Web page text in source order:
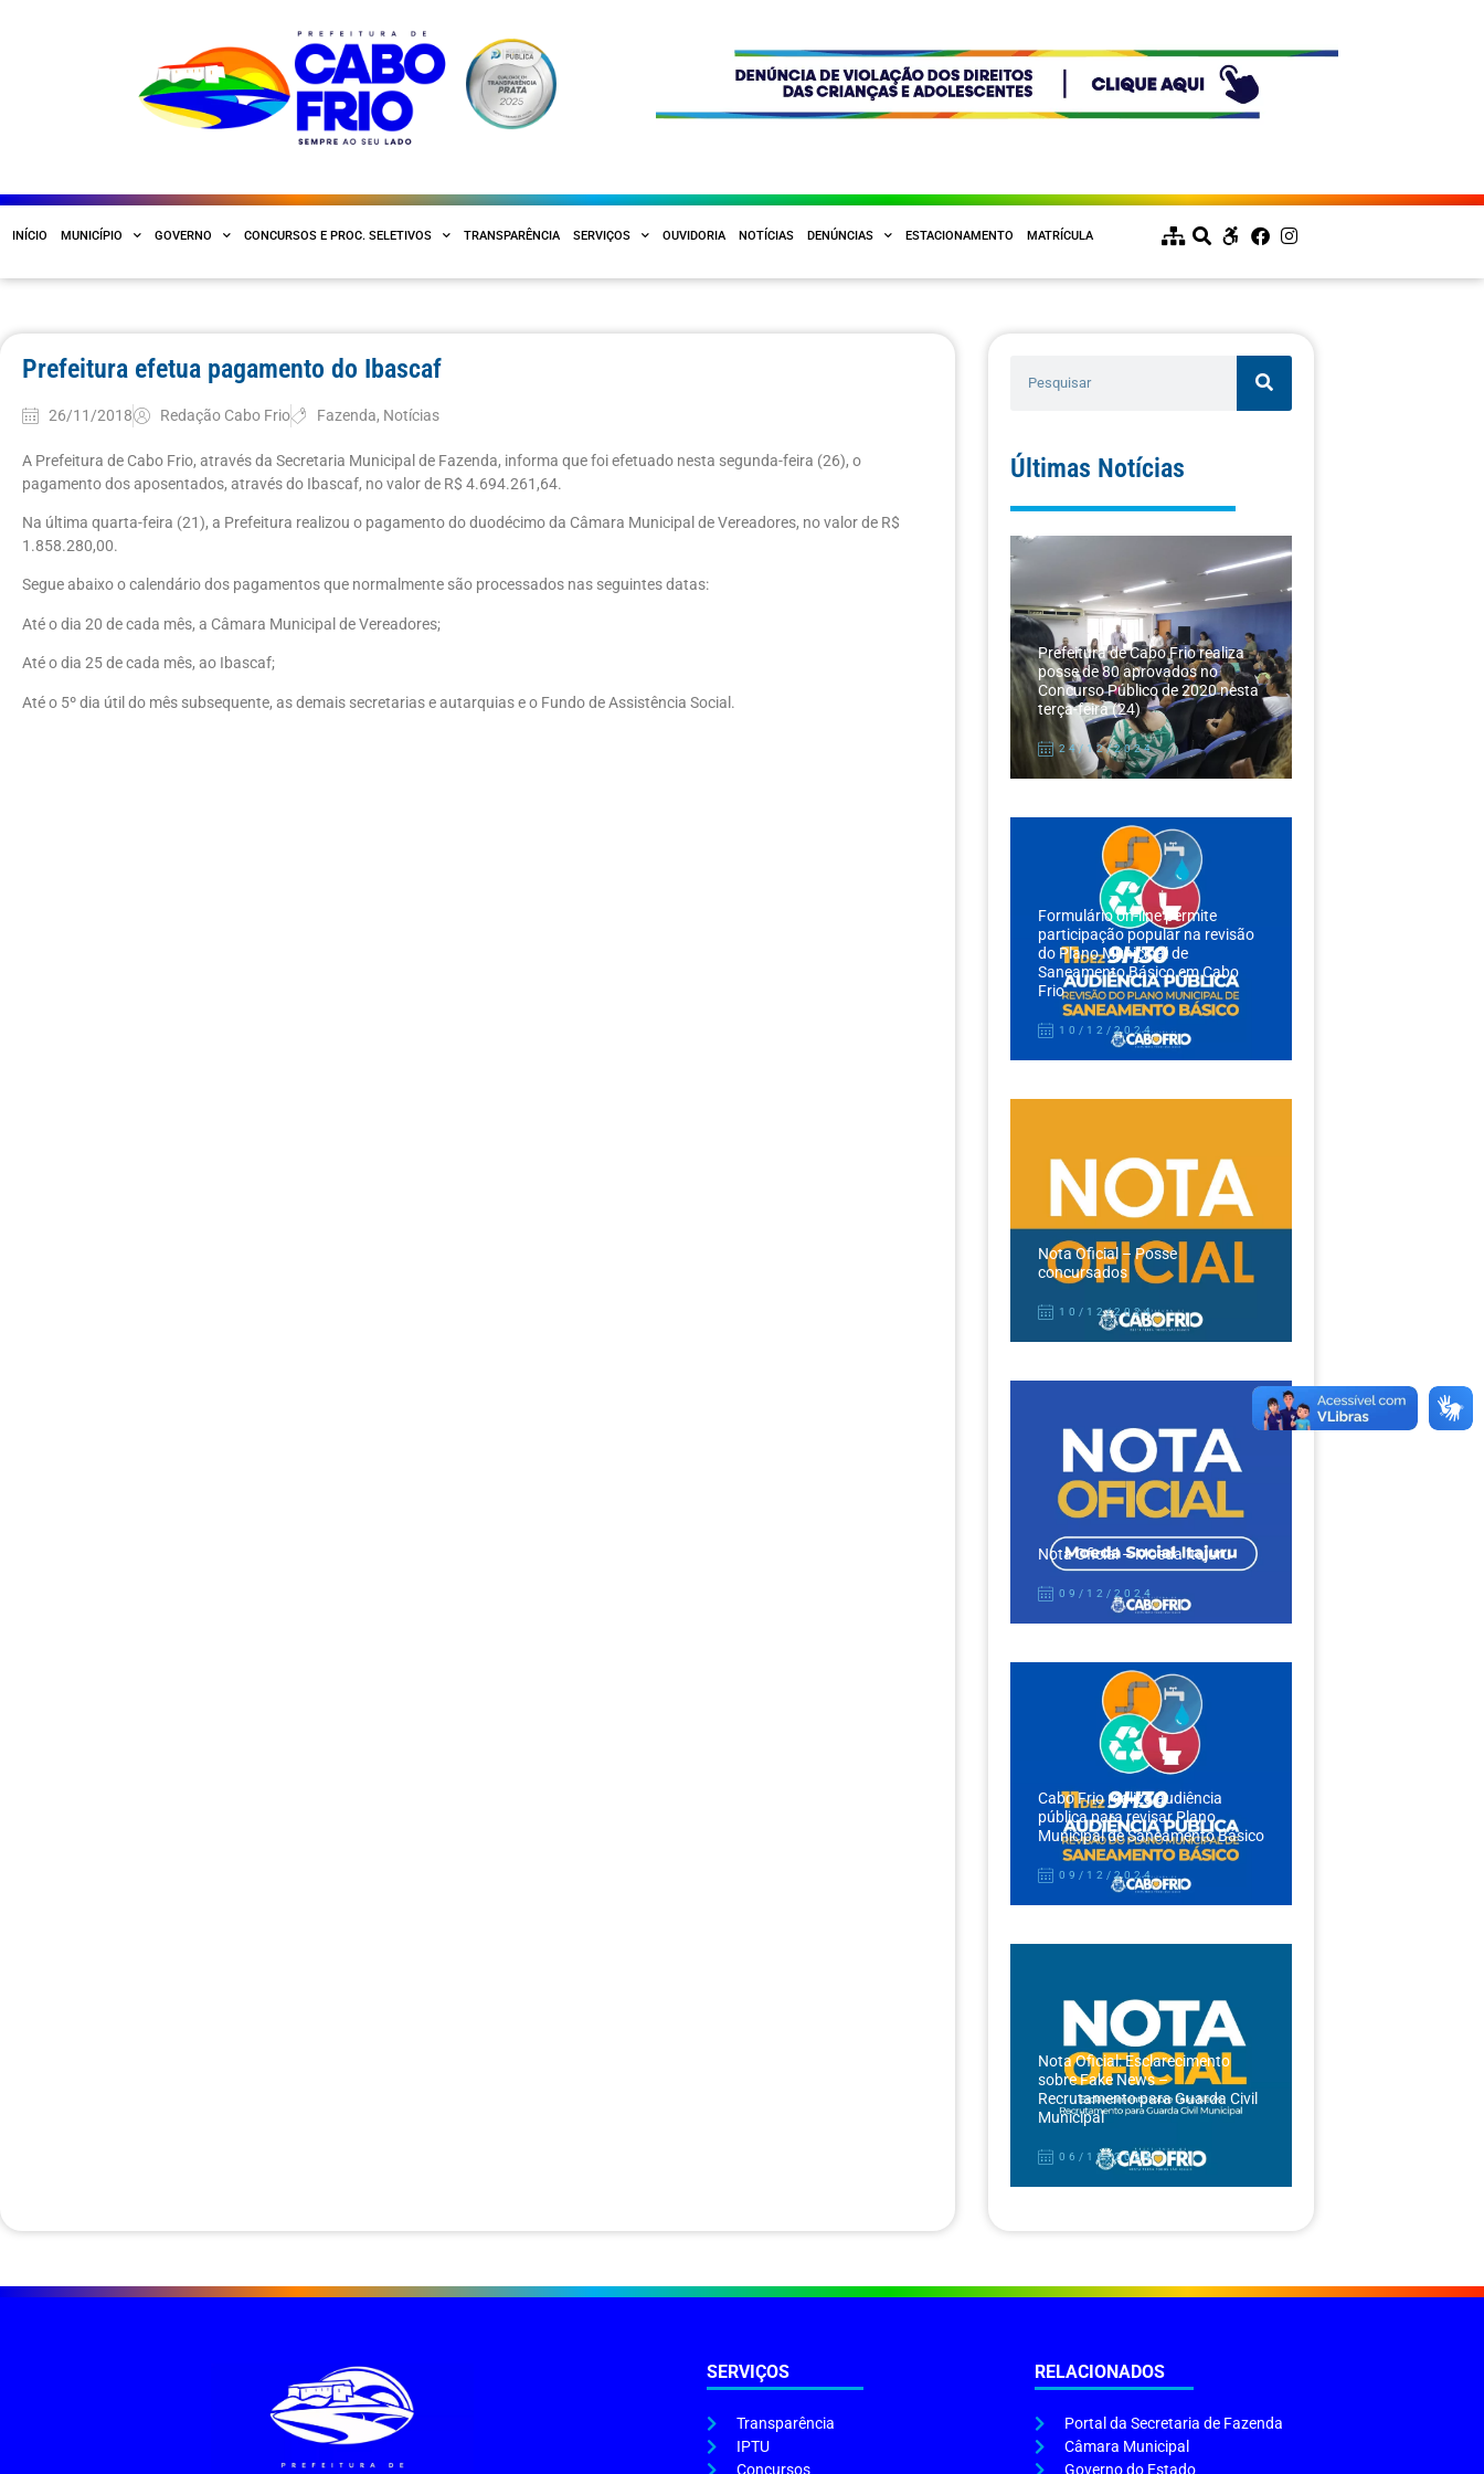
INÍCIO MUNICÍPIO GOVERNO CONCURSOS E PROC. SELETIVOS TRANSPARÊNCIA SERVIÇOS OUVIDORIA NOTÍCIAS DENÚNCIAS ESTACIONAMENTO MATRÍCULA
Prefeitura efetua pagamento do Ibascaf
26/11/2018 Redação Cabo Frio Fazenda, Notícias
A Prefeitura de Cabo Frio, através da Secretaria Municipal de Fazenda, informa que foi efetuado nesta segunda-feira (26), o
pagamento dos aposentados, através do Ibascaf, no valor de R$ 4.694.261,64.
Na última quarta-feira (21), a Prefeitura realizou o pagamento do duodécimo da Câmara Municipal de Vereadores, no valor de R$
1.858.280,00.
Segue abaixo o calendário dos pagamentos que normalmente são processados nas seguintes datas:
Até o dia 20 de cada mês, a Câmara Municipal de Vereadores;
Até o dia 25 de cada mês, ao Ibascaf;
Até o 5º dia útil do mês subsequente, as demais secretarias e autarquias e o Fundo de Assistência Social.
Últimas Notícias
Prefeitura de Cabo Frio realiza
posse de 80 aprovados no
Concurso Público de 2020 nesta
terça-feira (24)
24/12/2024
Formulário on-line permite
participação popular na revisão
do Plano Municipal de
Saneamento Básico em Cabo
Frio
10/12/2024
Nota Oficial – Posse
concursados
10/12/2024
Nota Oficial – Moeda Itajuru
09/12/2024
Cabo Frio realiza audiência
pública para revisar Plano
Municipal de Saneamento Básico
09/12/2024
Nota Oficial: Esclarecimento
sobre Fake News –
Recrutamento para Guarda Civil
Municipal
06/12/2024
SERVIÇOS
Transparência
IPTU
Concursos
RELACIONADOS
Portal da Secretaria de Fazenda
Câmara Municipal
Governo do Estado